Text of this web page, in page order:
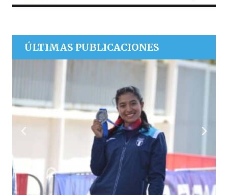
ÚLTIMAS PUBLICACIONES